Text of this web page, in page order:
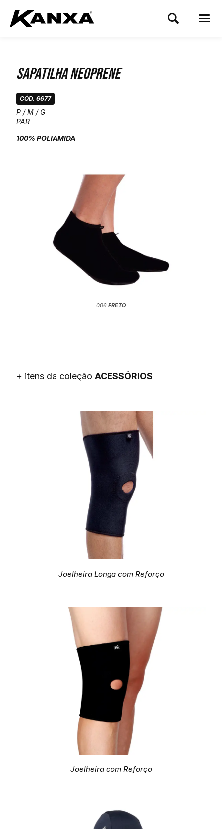
Sapatilha Neoprene
CÓD. 6677
P / M / G
PAR
100% POLIAMIDA
006 PRETO
+ itens da coleção ACESSÓRIOS
Joelheira Longa com Reforço
Joelheira com Reforço